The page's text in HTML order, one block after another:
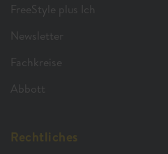
FreeStyle plus Ich
Newsletter
Fachkreise
Abbott
Rechtliches